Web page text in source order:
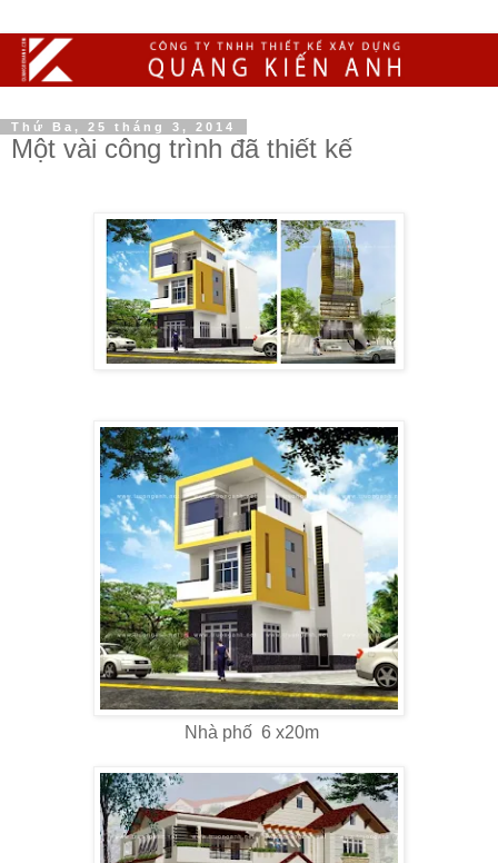
Thứ Ba, 25 tháng 3, 2014
Một vài công trình đã thiết kế
Nhà phố 6 x20m